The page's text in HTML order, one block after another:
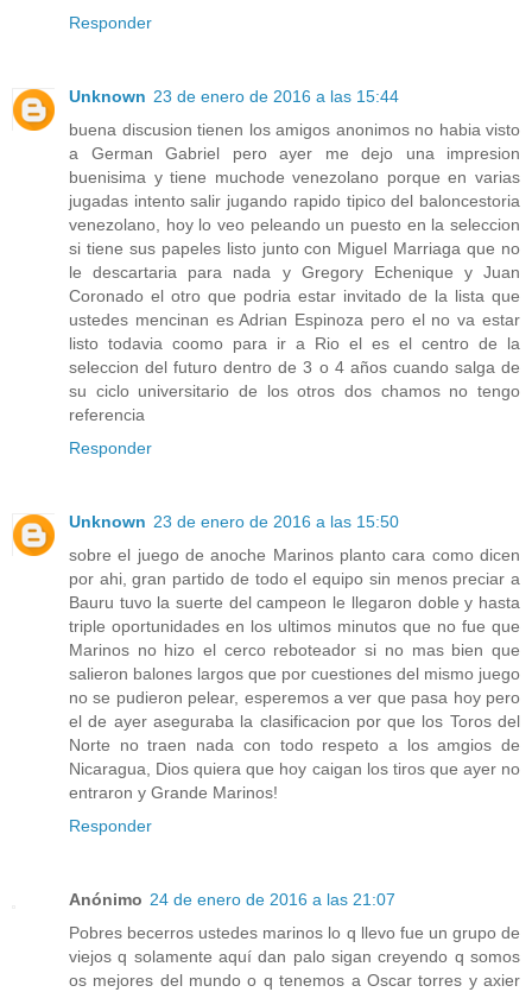
Responder
Unknown 23 de enero de 2016 a las 15:44
buena discusion tienen los amigos anonimos no habia visto
a German Gabriel pero ayer me dejo una impresion
buenisima y tiene muchode venezolano porque en varias
jugadas intento salir jugando rapido tipico del baloncestoria
venezolano, hoy lo veo peleando un puesto en la seleccion
si tiene sus papeles listo junto con Miguel Marriaga que no
le descartaria para nada y Gregory Echenique y Juan
Coronado el otro que podria estar invitado de la lista que
ustedes mencinan es Adrian Espinoza pero el no va estar
listo todavia coomo para ir a Rio el es el centro de la
seleccion del futuro dentro de 3 o 4 años cuando salga de
su ciclo universitario de los otros dos chamos no tengo
referencia
Responder
Unknown 23 de enero de 2016 a las 15:50
sobre el juego de anoche Marinos planto cara como dicen
por ahi, gran partido de todo el equipo sin menos preciar a
Bauru tuvo la suerte del campeon le llegaron doble y hasta
triple oportunidades en los ultimos minutos que no fue que
Marinos no hizo el cerco reboteador si no mas bien que
salieron balones largos que por cuestiones del mismo juego
no se pudieron pelear, esperemos a ver que pasa hoy pero
el de ayer aseguraba la clasificacion por que los Toros del
Norte no traen nada con todo respeto a los amgios de
Nicaragua, Dios quiera que hoy caigan los tiros que ayer no
entraron y Grande Marinos!
Responder
Anónimo 24 de enero de 2016 a las 21:07
Pobres becerros ustedes marinos lo q llevo fue un grupo de
viejos q solamente aquí dan palo sigan creyendo q somos
os mejores del mundo o q tenemos a Oscar torres y axier